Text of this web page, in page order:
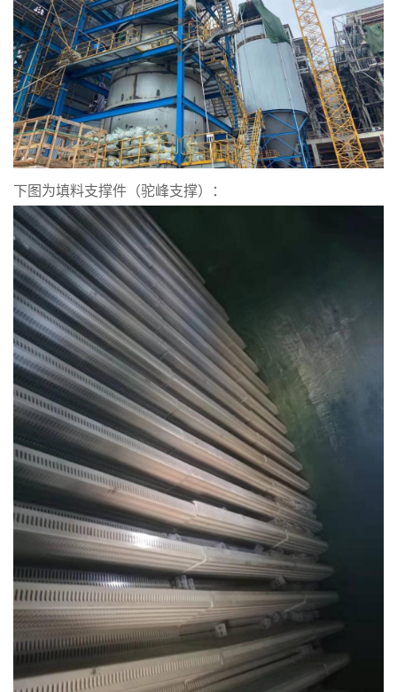
下图为填料支撑件（驼峰支撑）：